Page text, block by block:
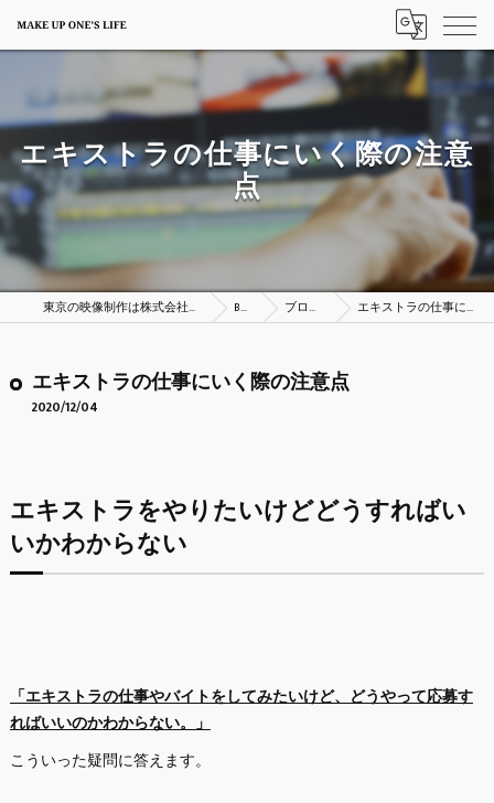
エキストラの仕事にいく際の注意
点
東京の映像制作は株式会社MAKE UP ONE’S LIFE BLOG ブログ一覧 エキストラの仕事にいく際の注意点
エキストラの仕事にいく際の注意点
2020/12/04
エキストラをやりたいけどどうすればい
いかわからない
「エキストラの仕事やバイトをしてみたいけど、どうやって応募す
ればいいのかわからない。」
こういった疑問に答えます。